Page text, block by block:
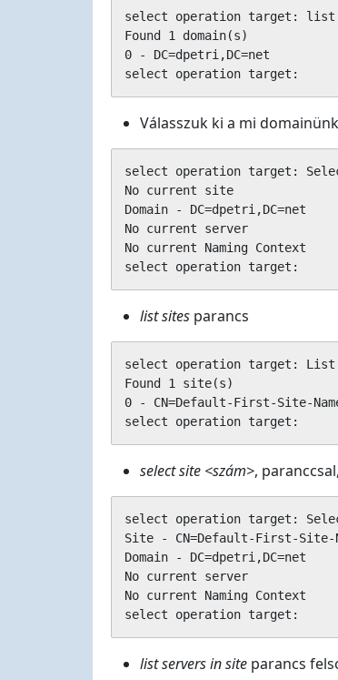
select operation target: list
Found 1 domain(s)
0 - DC=dpetri,DC=net
select operation target:
Válasszuk ki a mi
select operation target:
No current site
Domain - DC=dpetri,DC=net
No current server
No current Naming Context
select operation target:
list sites parancs
select operation target:
Found 1 site(s)
0 - CN=Default-First-Site-
select operation target:
select site <szám>,
select operation target:
Site - CN=Default-First-Site-
Domain - DC=dpetri,DC=net
No current server
No current Naming Context
select operation target:
list servers in site parancs